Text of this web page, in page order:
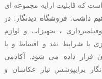
که قابلیت ارایه مجموعه ای
داشت: فروشگاه دیدنگار: در
، تجهیزات و لوازم
با شرایط نقد و اقساط و با
قرار داده می شود. آکادمی
برایپوشش نیاز عکاسان و